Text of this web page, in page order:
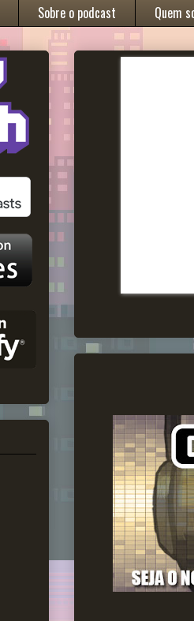
Sobre o podcast Quem